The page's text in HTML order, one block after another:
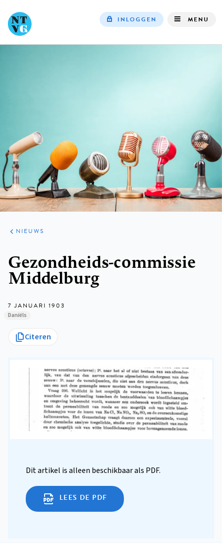
INLOGGEN MENU
ARTIKELEN
HET
KORT
NIEUWS
Gezondheids-commissie
Middelburg
7 JANUARI 1903
Daniëls
Citeren
Dit artikel is alleen beschikbaar als PDF.
LEES DE PDF